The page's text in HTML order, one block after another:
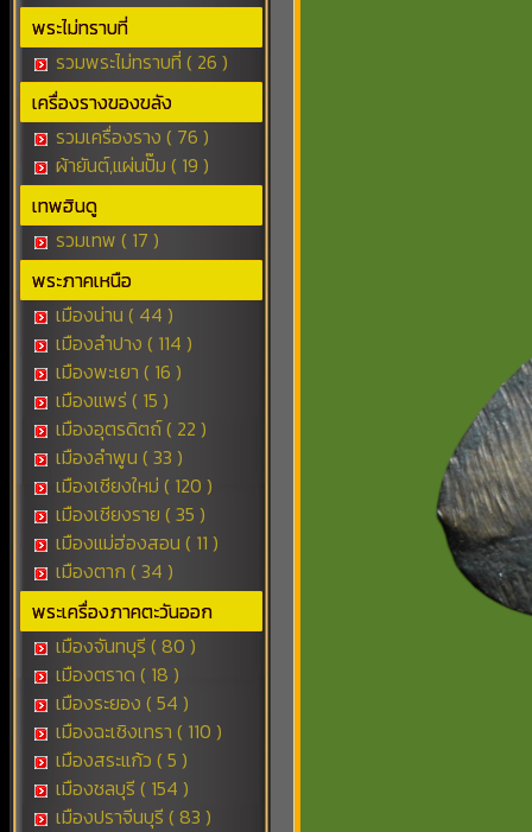
พระไม่ทราบที่
รวมพระไม่ทราบที่ ( 26 )
เครื่องรางของขลัง
รวมเครื่องราง ( 76 )
ผ้ายันต์,แผ่นปั๊ม ( 19 )
เทพฮินดู
รวมเทพ ( 17 )
พระภาคเหนือ
เมืองน่าน ( 44 )
เมืองลำปาง ( 114 )
เมืองพะเยา ( 16 )
เมืองแพร่ ( 15 )
เมืองอุตรดิตถ์ ( 22 )
เมืองลำพูน ( 33 )
เมืองเชียงใหม่ ( 120 )
เมืองเชียงราย ( 35 )
เมืองแม่ฮ่องสอน ( 11 )
เมืองตาก ( 34 )
พระเครื่องภาคตะวันออก
เมืองจันทบุรี ( 80 )
เมืองตราด ( 18 )
เมืองระยอง ( 54 )
เมืองฉะเชิงเทรา ( 110 )
เมืองสระแก้ว ( 5 )
เมืองชลบุรี ( 154 )
เมืองปราจีนบุรี ( 83 )